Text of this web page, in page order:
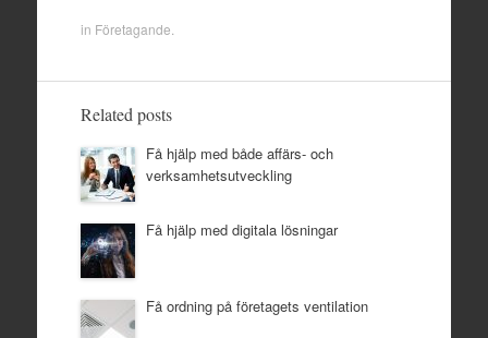
in Företagande
Related posts
Få hjälp med både affärs- och
verksamhetsutveckling
Få hjälp med digitala lösningar
Få ordning på företagets ventilation